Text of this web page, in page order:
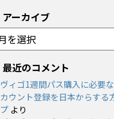
アーカイブ
最近のコメント
ィゴ1週間パス購入に必要
ウント登録を日本からする
より